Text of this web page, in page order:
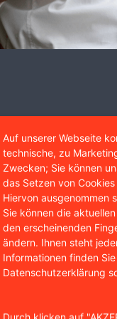
vor dem
Auf unserer Webseite
technische, zu
Zwecken; Sie können
das Setzen von
Hiervon ausgenommen
Sie können die
den erscheinenden
ändern. Ihnen steht
Informationen finden
Datenschutzerklärung